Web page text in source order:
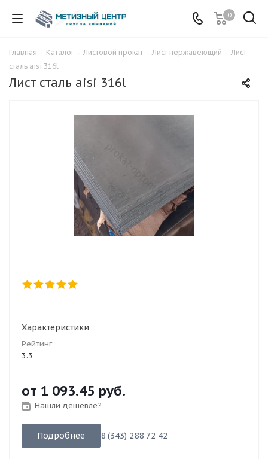
0
Главная - Каталог - Листовой прокат - Лист нержавеющий - Лист
сталь aisi 316l
Лист сталь aisi 316l
Характеристики
Рейтинг
3.3
от 1 093.45 руб.
Нашли дешевле?
Подробнее 8 (343) 288 72 42